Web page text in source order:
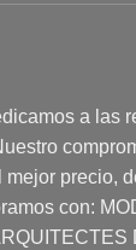
a las
precio,
con: